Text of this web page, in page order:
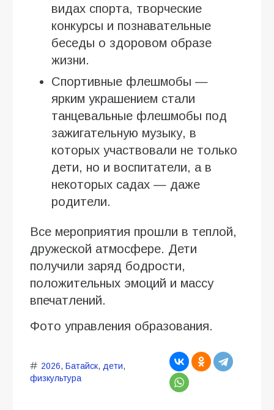
видах спорта, творческие
конкурсы и познавательные
беседы о здоровом образе
жизни.
Спортивные флешмобы —
ярким украшением стали
танцевальные флешмобы под
зажигательную музыку, в
которых участвовали не только
дети, но и воспитатели, а в
некоторых садах — даже
родители.
Все мероприятия прошли в теплой,
дружеской атмосфере. Дети
получили заряд бодрости,
положительных эмоций и массу
впечатлений.
Фото управления образования.
2026, Батайск, дети,
физкультура